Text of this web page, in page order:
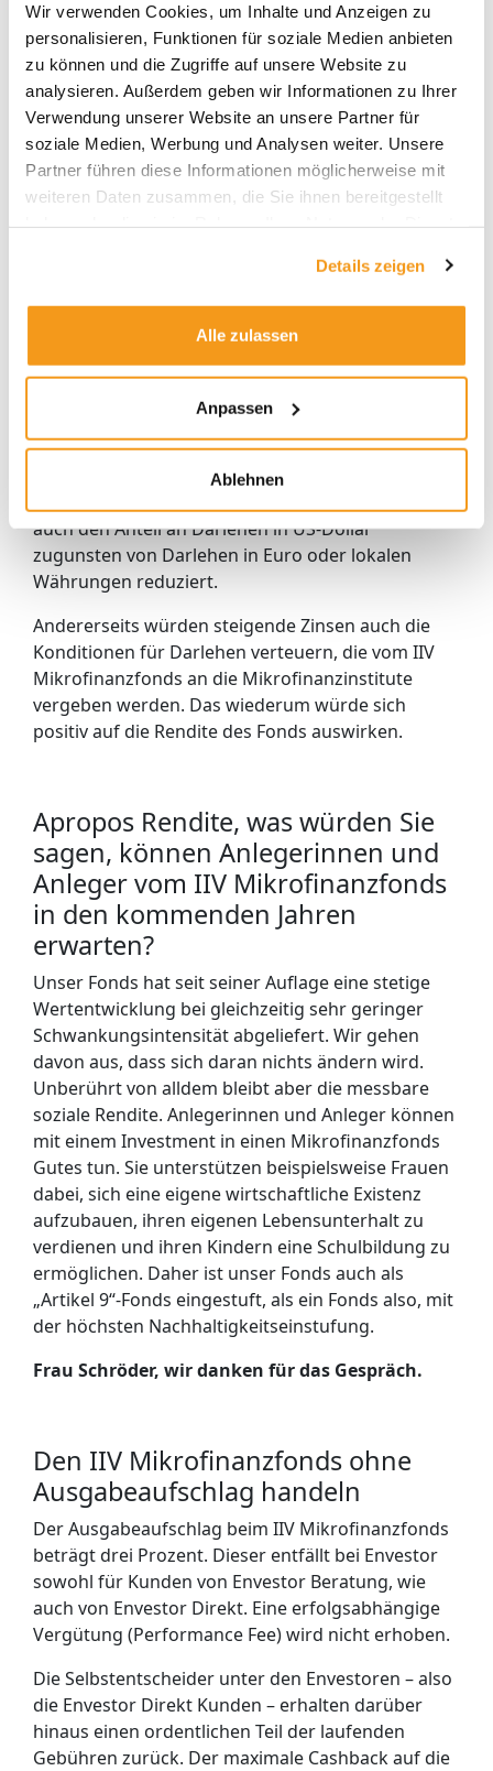
Wir verwenden Cookies, um Inhalte und Anzeigen zu
personalisieren, Funktionen für soziale Medien anbieten
zu können und die Zugriffe auf unsere Website zu
analysieren. Außerdem geben wir Informationen zu Ihrer
Verwendung unserer Website an unsere Partner für
soziale Medien, Werbung und Analysen weiter. Unsere
Partner führen diese Informationen möglicherweise mit
weiteren Daten zusammen, die Sie ihnen bereitgestellt
Details zeigen
Alle zulassen
Anpassen
Ablehnen
Und was ist mit der Zinsseite? Wie
würden sich weiter steigende
Zinsen auf die Wertentwicklung
des IIV Mikrofinanzfonds
auswirken?
steigende Zinsen haben auf die Wertentwicklung
Währungsabsicherungskosten. Mehr als die Hälfte
aller Darlehen in unserem Fonds sind in US-Dollar
aufgelegt. Dieses Währungsrisiko sichern wir zu
nahezu 100 Prozent ab. Sollte sich nun die
Zinsdifferenz zwischen US-Dollar und dem Euro
signifikant ausweiten, würde dies die
auch den Anteil an Darlehen in US-Dollar
zugunsten von Darlehen in Euro oder lokalen
Währungen reduziert.
Andererseits würden steigende Zinsen auch die
Konditionen für Darlehen verteuern, die vom IIV
Mikrofinanzfonds an die Mikrofinanzinstitute
vergeben werden. Das wiederum würde sich
positiv auf die Rendite des Fonds auswirken.
Apropos Rendite, was würden Sie
sagen, können Anlegerinnen und
Anleger vom IIV Mikrofinanzfonds
in den kommenden Jahren
erwarten?
Unser Fonds hat seit seiner Auflage eine stetige
Wertentwicklung bei gleichzeitig sehr geringer
Schwankungsintensität abgeliefert. Wir gehen
davon aus, dass sich daran nichts ändern wird.
Unberührt von alldem bleibt aber die messbare
soziale Rendite. Anlegerinnen und Anleger können
mit einem Investment in einen Mikrofinanzfonds
Gutes tun. Sie unterstützen beispielsweise Frauen
dabei, sich eine eigene wirtschaftliche Existenz
aufzubauen, ihren eigenen Lebensunterhalt zu
verdienen und ihren Kindern eine Schulbildung zu
ermöglichen. Daher ist unser Fonds auch als
„Artikel 9“-Fonds eingestuft, als ein Fonds also, mit
der höchsten Nachhaltigkeitseinstufung.
Frau Schröder, wir danken für das Gespräch.
Den IIV Mikrofinanzfonds ohne
Ausgabeaufschlag handeln
Der Ausgabeaufschlag beim IIV Mikrofinanzfonds
beträgt drei Prozent. Dieser entfällt bei Envestor
sowohl für Kunden von Envestor Beratung, wie
auch von Envestor Direkt. Eine erfolgsabhängige
Vergütung (Performance Fee) wird nicht erhoben.
Die Selbstentscheider unter den Envestoren – also
die Envestor Direkt Kunden – erhalten darüber
hinaus einen ordentlichen Teil der laufenden
Gebühren zurück. Der maximale Cashback auf die